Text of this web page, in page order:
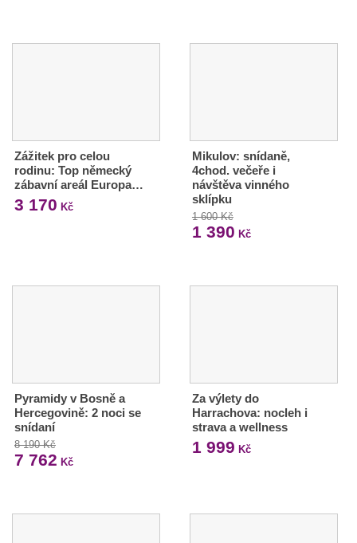
Zážitek pro celou
rodinu: Top německý
zábavní areál Europa…
3 170 Kč
Mikulov: snídaně,
4chod. večeře i
návštěva vinného
sklípku
1 600 Kč
1 390 Kč
Pyramidy v Bosně a
Hercegovině: 2 noci se
snídaní
8 190 Kč
7 762 Kč
Za výlety do
Harrachova: nocleh i
strava a wellness
1 999 Kč